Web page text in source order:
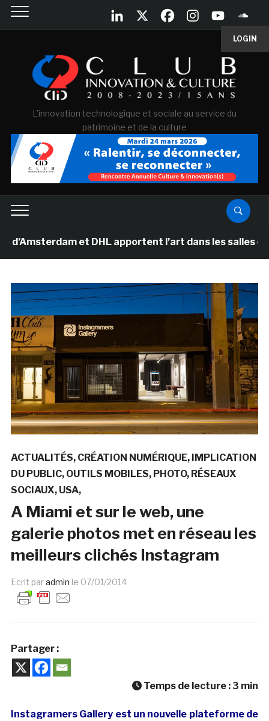
LOGIN
L'innovation technologique et sociale au service du
patrimoine et de la culture
et DHL apportent l’art dans les salles de
ACTUALITÉS CRÉATION NUMÉRIQUE
IMPLICATION
DU PUBLIC OUTILS MOBILES PHOTO RÉSEAUX
SOCIAUX USA
A Miami et sur le web, une
galerie photos met en réseau les
meilleurs clichés Instagram
Ecrit paradmin le 07/01/2014
Partager :
Temps de lecture : 3 min
Instagramers Gallery est un nouvelle plateforme de